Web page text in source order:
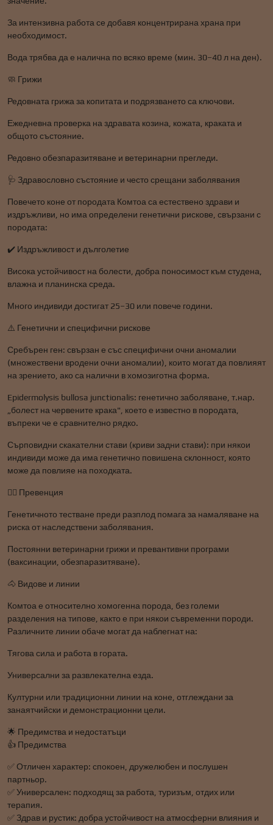
За интензивна работа се добавя концентрирана храна при
необходимост.
Вода трябва да е налична по всяко време (мин. 30–40 л на ден).
🧼 Грижи
Редовната грижа за копитата и подрязването са ключови.
Ежедневна проверка на здравата козина, кожата, краката и
общото състояние.
Редовно обезпаразитяване и ветеринарни прегледи.
🩺 Здравословно състояние и често срещани заболявания
Повечето коне от породата Комтоа са естествено здрави и
издръжливи, но има определени генетични рискове, свързани с
породата:
✔️ Издръжливост и дълголетие
Висока устойчивост на болести, добра поносимост към студена,
влажна и планинска среда.
Много индивиди достигат 25–30 или повече години.
⚠️ Генетични и специфични рискове
Сребърен ген: свързан е със специфични очни аномалии
(множествени вродени очни аномалии), които могат да повлияят
на зрението, ако са налични в хомозиготна форма.
Epidermolysis bullosa junctionalis: генетично заболяване, т.нар.
„болест на червените крака", което е известно в породата,
въпреки че е сравнително рядко.
Сърповидни скакателни стави (криви задни стави): при някои
индивиди може да има генетично повишена склонност, която
може да повлияе на походката.
👩‍⚕️ Превенция
Генетичното тестване преди разплод помага за намаляване на
риска от наследствени заболявания.
Постоянни ветеринарни грижи и превантивни програми
(ваксинации, обезпаразитяване).
🐴 Видове и линии
Комтоа е относително хомогенна порода, без големи
разделения на типове, както е при някои съвременни породи.
Различните линии обаче могат да наблегнат на:
Тягова сила и работа в гората.
Универсални за развлекателна езда.
Културни или традиционни линии на коне, отглеждани за
занаятчийски и демонстрационни цели.
🌟 Предимства и недостатъци
👍 Предимства
✅ Отличен характер: спокоен, дружелюбен и послушен
партньор.
✅ Универсален: подходящ за работа, туризъм, отдих или
терапия.
✅ Здрав и рустик: добра устойчивост на атмосферни влияния и